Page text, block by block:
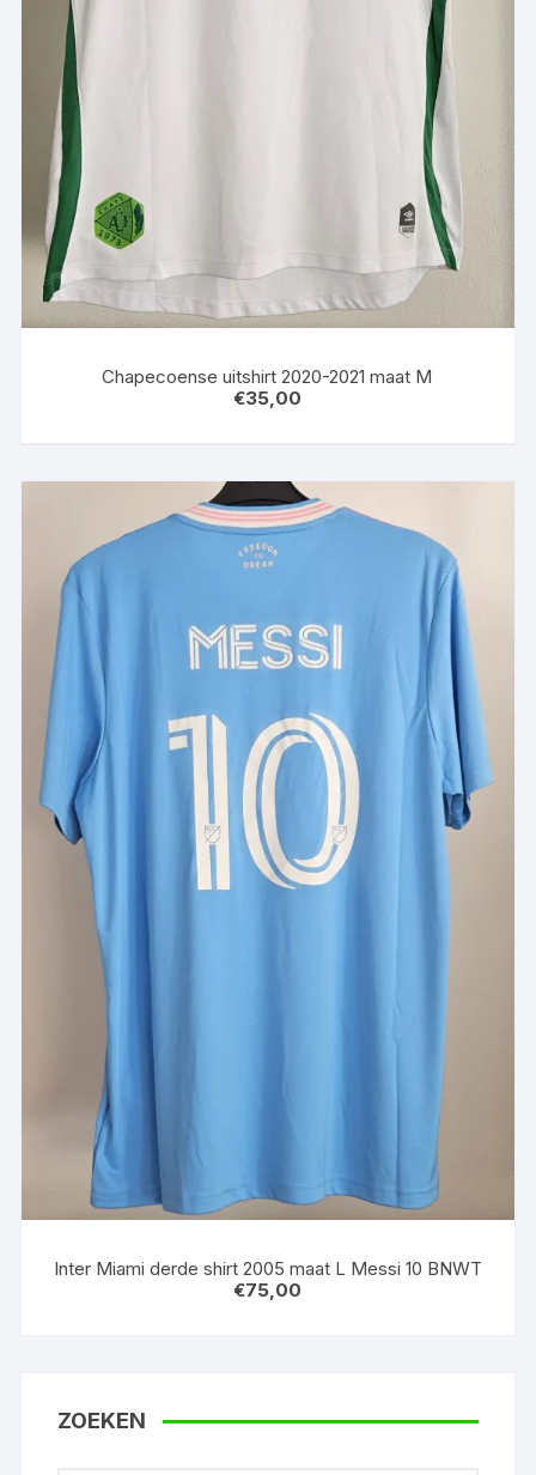
Chapecoense uitshirt 2020-2021 maat M
€35,00
Inter Miami derde shirt 2005 maat L Messi 10 BNWT
€75,00
ZOEKEN